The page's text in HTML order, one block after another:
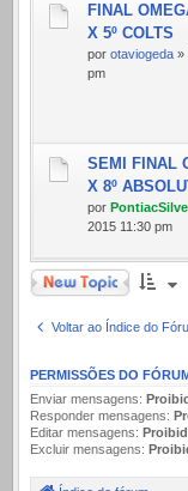
FINAL
X 5º COLTS
por otaviogeda »
pm
SEMI FINAL
X 8º
por
2015 11:30 pm
Novo Tópico
Voltar ao Índice do
PERMISSÕES DO
Enviar mensagens:
Responder mensagens:
Editar mensagens:
Excluir mensagens: